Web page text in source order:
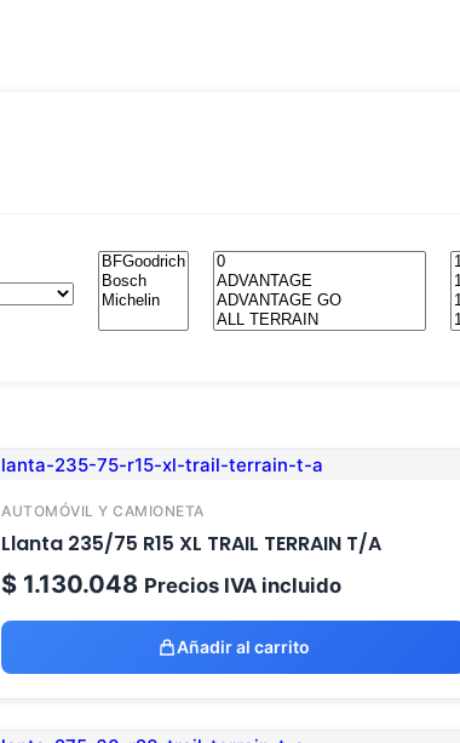
AUTOMÓVIL Y CAMIONETA
Llanta 235/75 R15 XL TRAIL TERRAIN T/A
$ 1.130.048 Precios IVA incluido
Añadir al carrito